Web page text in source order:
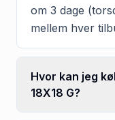
om 3 dage
mellem hver
Hvor kan jeg
18X18 G?